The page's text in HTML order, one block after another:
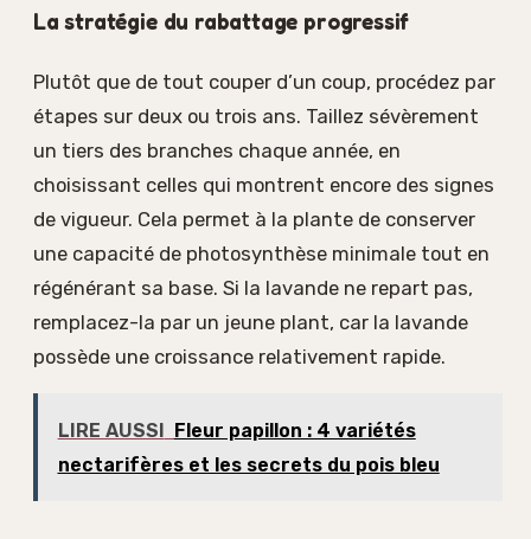
La stratégie du rabattage progressif
Plutôt que de tout couper d’un coup, procédez par
étapes sur deux ou trois ans. Taillez sévèrement
un tiers des branches chaque année, en
choisissant celles qui montrent encore des signes
de vigueur. Cela permet à la plante de conserver
une capacité de photosynthèse minimale tout en
régénérant sa base. Si la lavande ne repart pas,
remplacez-la par un jeune plant, car la lavande
possède une croissance relativement rapide.
LIRE AUSSI Fleur papillon : 4 variétés
nectarifères et les secrets du pois bleu